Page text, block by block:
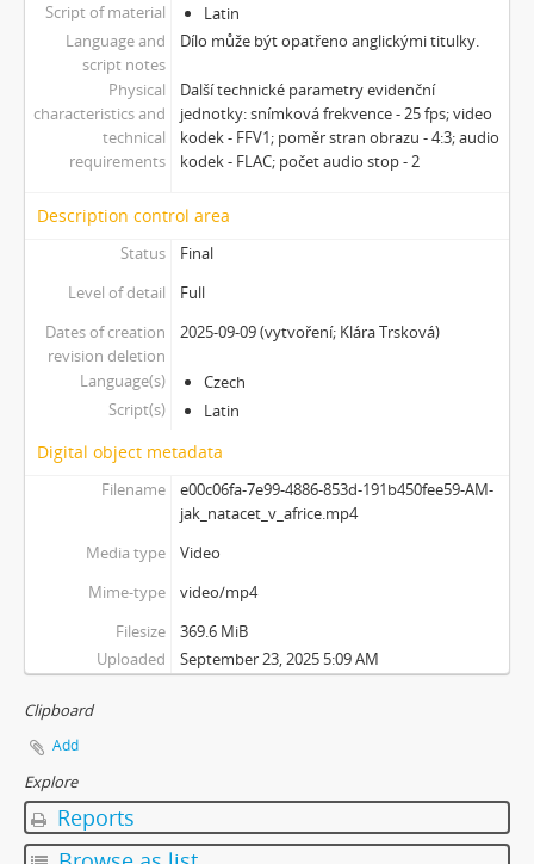
Script of material
Latin
Language and
script notes
Dílo může být opatřeno anglickými titulky.
Physical
characteristics and
technical
requirements
Další technické parametry evidenční
jednotky: snímková frekvence - 25 fps; video
kodek - FFV1; poměr stran obrazu - 4:3; audio
kodek - FLAC; počet audio stop - 2
Description control area
Status
Final
Level of detail
Full
Dates of creation
revision deletion
2025-09-09 (vytvoření; Klára Trsková)
Language(s)
Czech
Script(s)
Latin
Digital object metadata
Filename
e00c06fa-7e99-4886-853d-191b450fee59-AM-
jak_natacet_v_africe.mp4
Media type
Video
Mime-type
video/mp4
Filesize
369.6 MiB
Uploaded
September 23, 2025 5:09 AM
Clipboard
Add
Explore
Reports